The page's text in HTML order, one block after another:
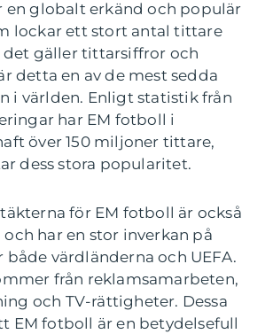
en globalt erkänd och populär
lockar ett stort antal tittare
det gäller tittarsiffror och
detta en av de mest sedda
i världen. Enligt statistik från
har EM fotboll i
över 150 miljoner tittare,
dess stora popularitet.
för EM fotboll är också
har en stor inverkan på
värdländerna och UEFA.
från reklamsamarbeten,
och TV-rättigheter. Dessa
EM fotboll är en betydelsefull